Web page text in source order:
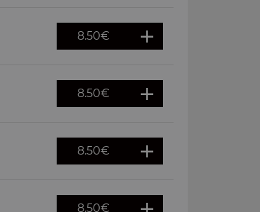
8.50€
8.50€
8.50€
8.50€